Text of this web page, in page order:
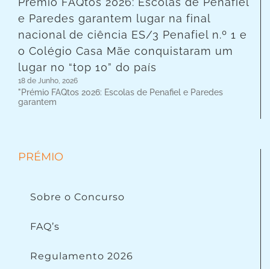
e Paredes garantem lugar na final
nacional de ciência ES/3 Penafiel n.º 1 e
o Colégio Casa Mãe conquistaram um
lugar no “top 10” do país
18 de Junho, 2026
"Prémio FAQtos 2026: Escolas de Penafiel e Paredes
garantem
PRÉMIO
Sobre o Concurso
FAQ’s
Regulamento 2026